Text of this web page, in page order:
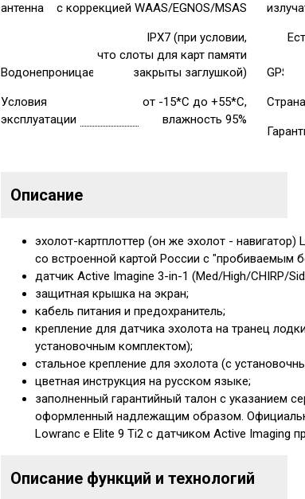
антенна
с коррекцией WAAS/EGNOS/MSAS
Водонепроницаемость
IPX7 (при условии,
что слоты для карт памяти
закрыты заглушкой)
Условия
эксплуатации
от -15*С до +55*С,
влажность 95%
GPS
Описание
эхолот-картплоттер (он же эхолот -
со встроенной картой России с "пробиваемым
датчик Active Imagine 3-in-1 (Med/High/CHIRP/
защитная крышка на экран;
кабель питания и предохранитель;
крепление для датчика эхолота на транец
установочным комплектом);
стальное крепление для эхолота (с
цветная инструкция на русском языке;
заполненный гарантийный талон с указанием
оформленный надлежащим образом.
Lowranc e Elite 9 Ti2 с датчиком Active Imaging
Описание функций и технологий